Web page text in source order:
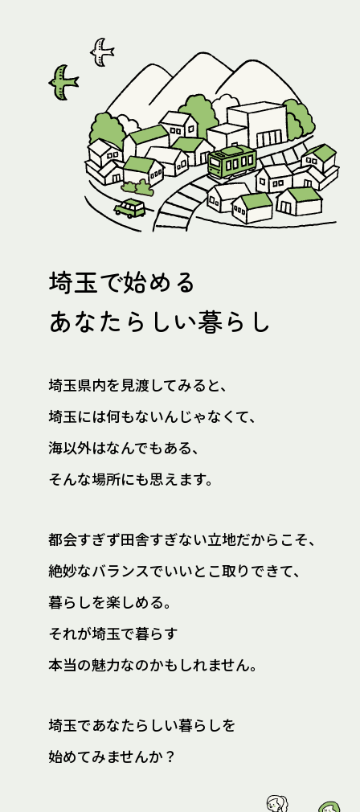
埼玉で始める
あなたらしい暮らし
埼玉県内を見渡してみると、
埼玉には何もないんじゃなくて、
海以外はなんでもある、
そんな場所にも思えます。
都会すぎず田舎すぎない立地だからこそ、
絶妙なバランスでいいとこ取りできて、
暮らしを楽しめる。
それが埼玉で暮らす
本当の魅力なのかもしれません。
埼玉であなたらしい暮らしを
始めてみませんか？